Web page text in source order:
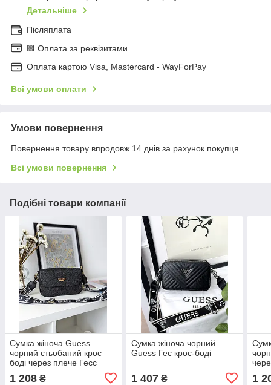
Детальніше
Післяплата
🟩 Оплата за реквізитами
Оплата картою Visa, Mastercard - WayForPay
Всі умови оплати
Умови повернення
Повернення товару впродовж 14 днів за рахунок покупця
Всі умови повернення
Подібні товари компанії
Сумка жіноча Guess
чорний стьобаний крос
боді через плече Гесс
1 208 ₴
Сумка жіноча чорний
Guess Гес крос-боді
1 407₴ 1